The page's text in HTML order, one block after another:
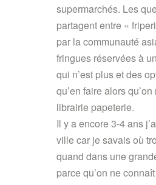
supermarchés. Les
partagent entre «
par la communauté
fringues réservées à
qui n’est plus et des
qu’en faire alors
librairie papeterie.
Il y a encore 3-4 ans
ville car je savais où
quand dans une
parce qu’on ne